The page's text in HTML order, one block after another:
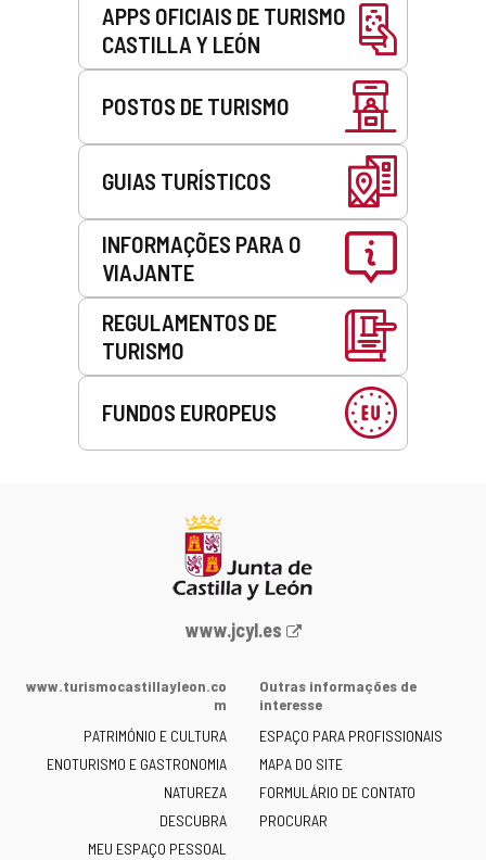
APPS OFICIAIS DE TURISMO
CASTILLA Y LEÓN
POSTOS DE TURISMO
GUIAS TURÍSTICOS
INFORMAÇÕES PARA O
VIAJANTE
REGULAMENTOS DE
TURISMO
FUNDOS EUROPEUS
Portal
Junta
Castilla
y
León
-
www.jcyl.es
www.turismocastillayleon.co
m
PATRIMÓNIO E CULTURA
ENOTURISMO E GASTRONOMIA
NATUREZA
DESCUBRA
MEU ESPAÇO PESSOAL
Outras informações de
interesse
ESPAÇO PARA PROFISSIONAIS
MAPA DO SITE
FORMULÁRIO DE CONTATO
PROCURAR